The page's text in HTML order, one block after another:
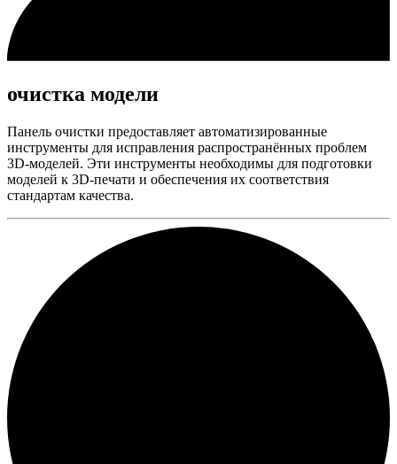
очистка модели
Панель очистки предоставляет автоматизированные
инструменты для исправления распространённых проблем
3D-моделей. Эти инструменты необходимы для подготовки
моделей к 3D-печати и обеспечения их соответствия
стандартам качества.